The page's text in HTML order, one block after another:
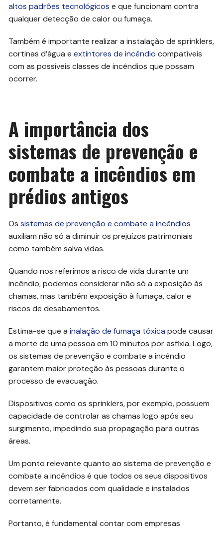
altos padrões tecnológicos e que funcionam contra
qualquer detecção de calor ou fumaça.
Também é importante realizar a instalação de sprinklers,
cortinas d’água eextintores de incêndio compatíveis
com as possíveis classes de incêndios que possam
ocorrer.
A importância dos
sistemas de prevenção e
combate a incêndios em
prédios antigos
Ossistemas de prevenção e combate a incêndios
auxiliam não só a diminuir os prejuízos patrimoniais
como também salva vidas.
Quando nos referimos a risco de vida durante um
incêndio, podemos considerar não só a exposição às
chamas, mas também exposição à fumaça, calor e
riscos de desabamentos.
Estima-se que ainalação de fumaça tóxica pode causar
a morte de uma pessoa em 10 minutos por asfixia. Logo,
os sistemas de prevenção e combate a incêndio
garantem maior proteção às pessoas durante o
processo de evacuação.
Dispositivos como os sprinklers, por exemplo, possuem
capacidade de controlar as chamas logo após seu
surgimento, impedindo sua propagação para outras
áreas.
Um ponto relevante quanto ao sistema de prevenção e
combate a incêndios é que todos os seus dispositivos
devem ser fabricados com qualidade e instalados
corretamente.
Portanto, é fundamental contar com empresas